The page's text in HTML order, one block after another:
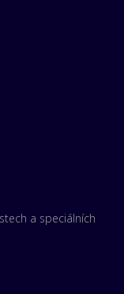
a speciálních